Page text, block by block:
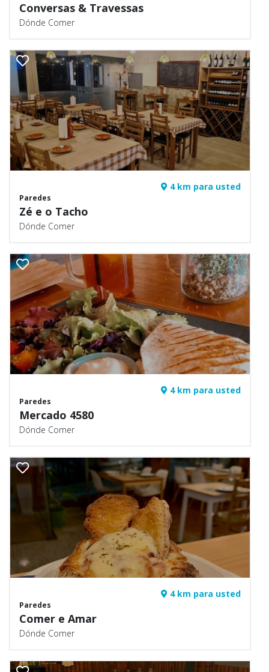
Conversas & Travessas
Dónde Comer
4 km para usted
Paredes
Zé e o Tacho
Dónde Comer
4 km para usted
Paredes
Mercado 4580
Dónde Comer
4 km para usted
Paredes
Comer e Amar
Dónde Comer